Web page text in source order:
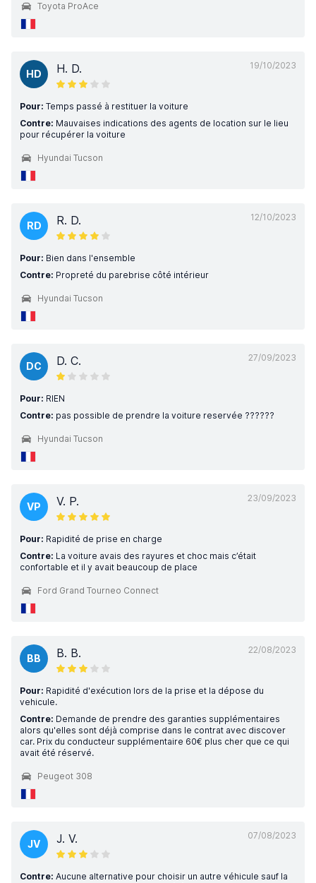
Toyota ProAce
19/10/2023
HD H. D.
Pour: Temps passé à restituer la voiture
Contre: Mauvaises indications des agents de location sur le lieu
pour récupérer la voiture
Hyundai Tucson
12/10/2023
RD R. D.
Pour: Bien dans l'ensemble
Contre: Propreté du parebrise côté intérieur
Hyundai Tucson
27/09/2023
DC D. C.
Pour: RIEN
Contre: pas possible de prendre la voiture reservée ??????
Hyundai Tucson
23/09/2023
VP V. P.
Pour: Rapidité de prise en charge
Contre: La voiture avais des rayures et choc mais c’était
confortable et il y avait beaucoup de place
Ford Grand Tourneo Connect
22/08/2023
BB B. B.
Pour: Rapidité d'exécution lors de la prise et la dépose du
vehicule.
Contre: Demande de prendre des garanties supplémentaires
alors qu'elles sont déjà comprise dans le contrat avec discover
car. Prix du conducteur supplémentaire 60€ plus cher que ce qui
avait été réservé.
Peugeot 308
07/08/2023
JV J. V.
Contre: Aucune alternative pour choisir un autre véhicule sauf la